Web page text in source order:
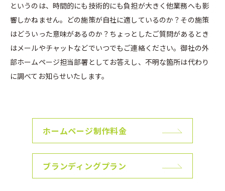
というのは、時間的にも技術的にも負担が大きく他業務へも影
響しかねません。どの施策が自社に適しているのか？その施策
はどういった意味があるのか？ちょっとしたご質問があるとき
はメールやチャットなどでいつでもご連絡ください。御社の外
部ホームページ担当部署としてお答えし、不明な箇所は代わり
に調べてお知らせいたします。
ホームページ制作料金
ブランディングプラン